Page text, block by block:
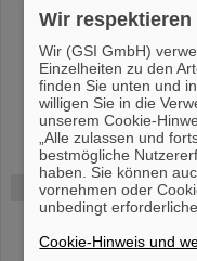
FAIR
Erfahren Sie mehr.
Hollinger, M.
Mickat, T. Milosic,
Schlitt, M.
Yaramyshev, B.
Wir
Wir (GSI GmbH)
Einzelheiten zu den
finden Sie unten und
willigen Sie in die
unserem Cookie-
„Alle zulassen und
bestmögliche
haben. Sie können
vornehmen oder
unbedingt
Cookie-Hinweis und